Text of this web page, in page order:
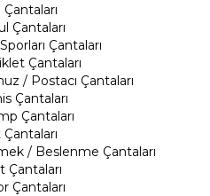
Çantaları
Çantaları
Çantaları
/ Postacı Çantaları
Çantaları
Çantaları
Çantaları
/ Beslenme Çantaları
Çantaları
Çantaları